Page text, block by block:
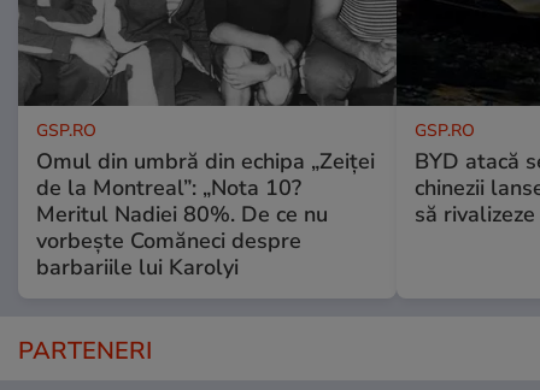
GSP.RO
Omul din umbră din echipa „Zeiței
de la Montreal”: „Nota 10?
Meritul Nadiei 80%. De ce nu
vorbește Comăneci despre
barbariile lui Karolyi
GSP.RO
BYD atacă
chinezii
să
PARTENERI